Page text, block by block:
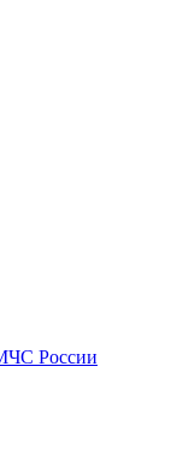
России